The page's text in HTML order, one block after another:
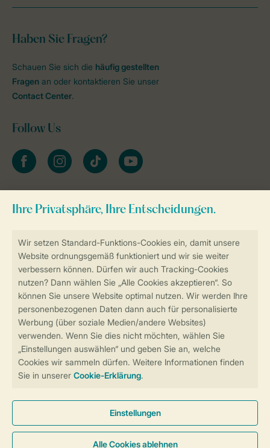
Weitere Informationen und Einstellungen
Sicher und schnell zur Online-Buchung
Sichere Datenübertragung
Sicheres Bezahlen
Haben Sie Fragen?
Schauen Sie sich die häufig gestellten
Fragen an oder kontaktieren Sie unser
Contact Center.
Follow Us
facebookinstagramtiktok youtube
Zum Newsletter anmelden